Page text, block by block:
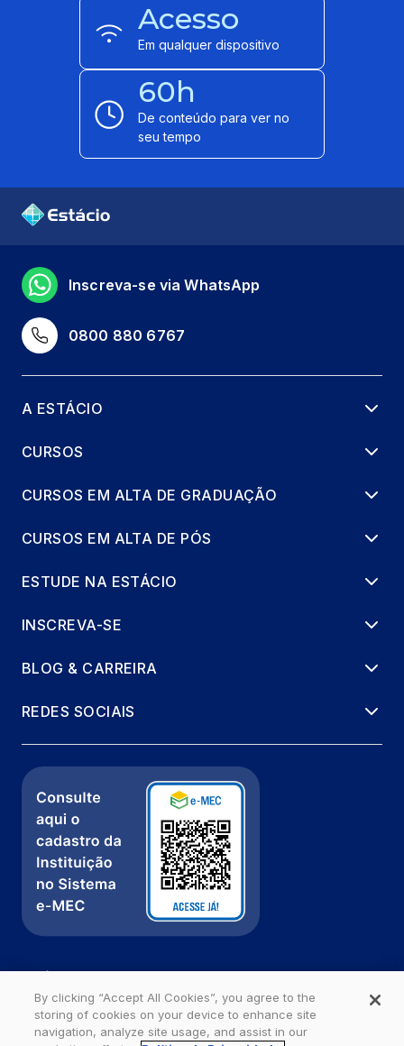
Acesso
Em qualquer dispositivo
60h
De conteúdo para ver no
seu tempo
0800 880 6767
Inscreva-se via WhatsApp
A ESTÁCIO
CURSOS
CURSOS EM ALTA DE GRADUAÇÃO
CURSOS EM ALTA DE PÓS
ESTUDE NA ESTÁCIO
INSCREVA-SE
BLOG & CARREIRA
REDES SOCIAIS
Política de Privacidade
Fale com a gente
Ouvidoria
By clicking “Accept All Cookies”, you agree to the
storing of cookies on your device to enhance site
navigation, analyze site usage, and assist in our